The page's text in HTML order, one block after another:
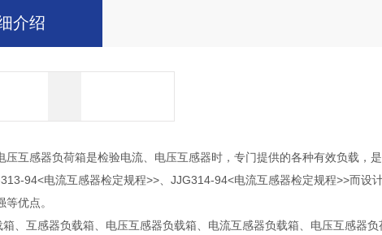
介绍
压互感器负荷箱是检验电流、电压互感器时，专门提供的各种有效负载，
94<电流互感器检定规程>>、JJG314-94<电流互感器检定规程>>而设
优点。
箱、互感器负载箱、电压互感器负载箱、电流互感器负载箱、电压互感器